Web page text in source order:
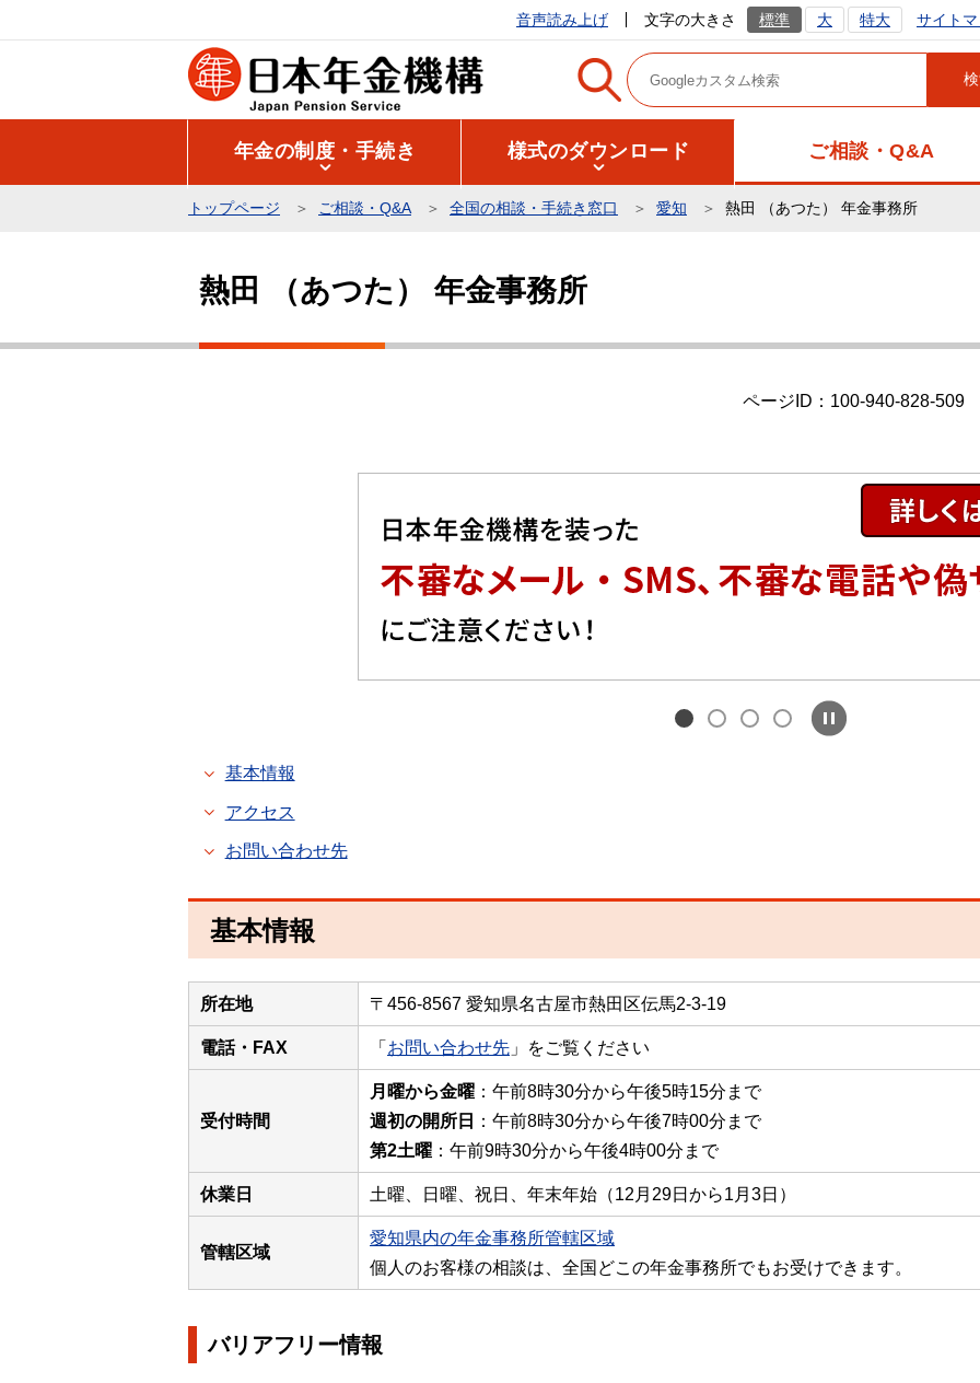
の
音声読み上げ 文字の大きさ 標準 大 特大 サイト
年金の制度・手続き 様式のダウンロード ご相談・Q&A
トップページ ご相談・Q&A 全国の相談・手続き窓口 愛知 熱田 （あつた） 年金事務所
熱田 （あつた） 年金事務所
ページID：100-940-828-509
基本情報
アクセス
お問い合わせ先
基本情報
所在地 〒456-8567 愛知県名古屋市熱田区伝馬2-3-19
電話・FAX 「 お問い合わせ先 」をご覧ください
受付時間
月曜から金曜 ：午前8時30分から午後5時15分まで
週初の開所日
：午前8時30分から午後7時00分まで
第2土曜 ：午前9時30分から午後4時00分まで
休業日 土曜、日曜、祝日、年末年始（12月29日から1月3日）
管轄区域
愛知県内の年金事務所管轄区域
個人のお客様の相談は、全国どこの年金事務所でもお受けできます。
バリアフリー情報